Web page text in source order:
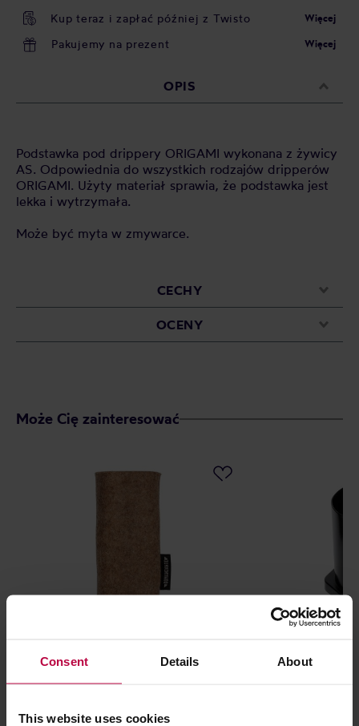
Consent Details About
This website uses cookies
Kup teraz i zapłać później z Twisto Więcej
Pakujemy na prezent Więcej
OPIS
Podstawka pod drippery ORIGAMI wykonana z żywicy
AS. Odpowiednia do wszystkich rodzajów dripperów
ORIGAMI. Użyty materiał sprawia, że podstawka jest
lekka i wytrzymała.
Może być myta w zmywarce.
CECHY
OCENY
Może Cię zainteresować
Kaszmir
papierowe